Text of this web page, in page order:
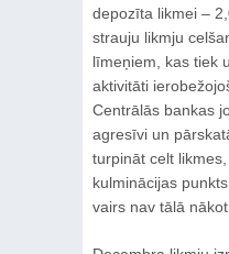
depozīta likmei –
strauju likmju
līmeņiem, kas tiek
aktivitāti
Centrālās bankas
agresīvi un
turpināt celt
kulminācijas
vairs nav tālā